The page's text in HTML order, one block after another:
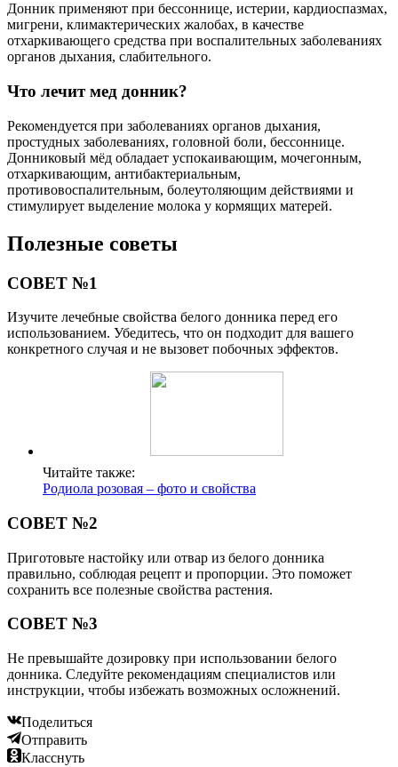
Донник применяют при бессоннице, истерии, кардиоспазмах,
мигрени, климактерических жалобах, в качестве
отхаркивающего средства при воспалительных заболеваниях
органов дыхания, слабительного.
Что лечит мед донник?
Рекомендуется при заболеваниях органов дыхания,
простудных заболеваниях, головной боли, бессоннице.
Донниковый мёд обладает успокаивающим, мочегонным,
отхаркивающим, антибактериальным,
противовоспалительным, болеутоляющим действиями и
стимулирует выделение молока у кормящих матерей.
Полезные советы
СОВЕТ №1
Изучите лечебные свойства белого донника перед его
использованием. Убедитесь, что он подходит для вашего
конкретного случая и не вызовет побочных эффектов.
Читайте также:
Родиола розовая – фото и свойства
СОВЕТ №2
Приготовьте настойку или отвар из белого донника
правильно, соблюдая рецепт и пропорции. Это поможет
сохранить все полезные свойства растения.
СОВЕТ №3
Не превышайте дозировку при использовании белого
донника. Следуйте рекомендациям специалистов или
инструкции, чтобы избежать возможных осложнений.
Поделиться
Отправить
Класснуть